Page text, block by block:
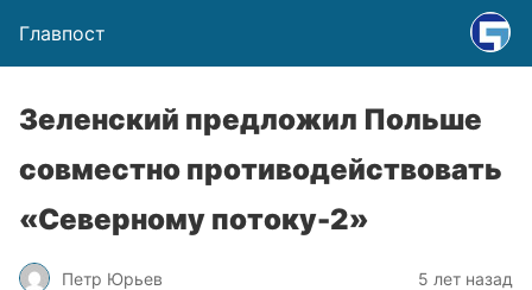
Главпост
Зеленский предложил Польше
совместно противодействовать
«Северному потоку-2»
Петр Юрьев 5 лет назад